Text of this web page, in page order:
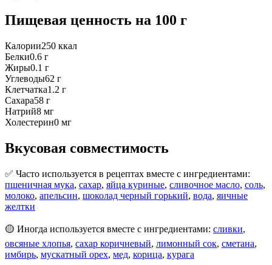
Пищевая ценность на 100 г
Калории250 ккал
Белки0.6 г
Жиры0.1 г
Углеводы62 г
Клетчатка1.2 г
Сахара58 г
Натрий8 мг
Холестерин0 мг
Вкусовая совместимость
✅ Часто используется в рецептах вместе с ингредиентами:
пшеничная мука, сахар, яйца куриные, сливочное масло, соль,
молоко, апельсин, шоколад черный горький, вода, яичные
желтки
🟡 Иногда используется вместе с ингредиентами: сливки,
овсяные хлопья, сахар коричневый, лимонный сок, сметана,
имбирь, мускатный орех, мед, корица, курага